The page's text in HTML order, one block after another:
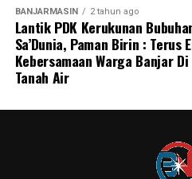
BANJARMASIN 2 tahun ago
Lantik PDK Kerukunan
Sa’Dunia, Paman Birin : Terus
Kebersamaan Warga Banjar
Tanah Air